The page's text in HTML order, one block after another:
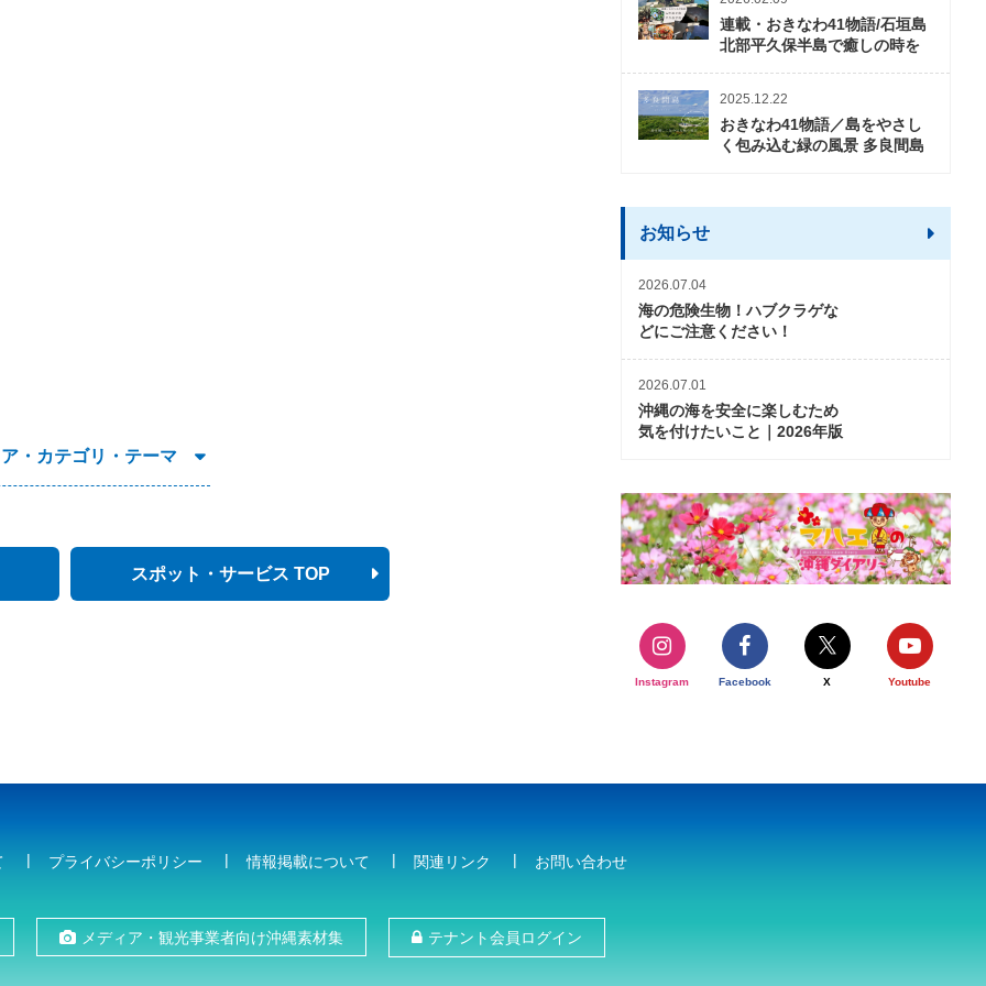
・カテゴリ・テーマ
スポット・サービス TOP
連載・おきなわ41物語/石垣島
北部平久保半島で癒しの時を
2025.12.22
おきなわ41物語／島をやさし
く包み込む緑の風景 多良間島
お知らせ
2026.07.04
海の危険生物！ハブクラゲな
どにご注意ください！
2026.07.01
沖縄の海を安全に楽しむため
気を付けたいこと｜2026年版
Instagram Facebook X Youtube
プライバシーポリシー 情報掲載について 関連リンク お問い合わせ
メディア・観光事業者向け沖縄素材集 テナント会員ログイン